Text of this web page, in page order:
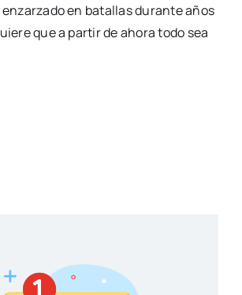
en batallas durante años
que a partir de ahora todo sea